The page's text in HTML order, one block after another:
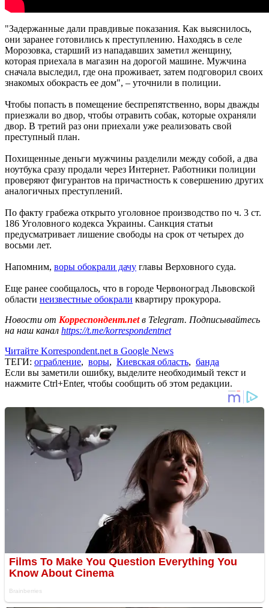
"Задержанные дали правдивые показания. Как выяснилось,
они заранее готовились к преступлению. Находясь в селе
Морозовка, старший из нападавших заметил женщину,
которая приехала в магазин на дорогой машине. Мужчина
сначала выследил, где она проживает, затем подговорил своих
знакомых обокрасть ее дом", – уточнили в полиции.
Чтобы попасть в помещение беспрепятственно, воры дважды
приезжали во двор, чтобы отравить собак, которые охраняли
двор. В третий раз они приехали уже реализовать свой
преступный план.
Похищенные деньги мужчины разделили между собой, а два
ноутбука сразу продали через Интернет. Работники полиции
проверяют фигурантов на причастность к совершению других
аналогичных преступлений.
По факту грабежа открыто уголовное производство по ч. 3 ст.
186 Уголовного кодекса Украины. Санкция статьи
предусматривает лишение свободы на срок от четырех до
восьми лет.
Напомним, воры обокрали дачу главы Верховного суда.
Еще ранее сообщалось, что в городе Червоноград Львовской
области неизвестные обокрали квартиру прокурора.
Новости от Корреспондент.netв Telegram. Подписывайтесь
на наш канал https://t.me/korrespondentnet
Читайте Korrespondent.net в Google News
ТЕГИ: ограбление, воры, Киевская область, банда
Если вы заметили ошибку, выделите необходимый текст и
нажмите Ctrl+Enter, чтобы сообщить об этом редакции.